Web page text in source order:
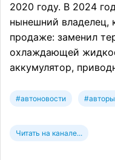
2020 году. В 2024
нынешний владелец,
продаже: заменил
охлаждающей
аккумулятор,
#автоновости
Читать на канале...